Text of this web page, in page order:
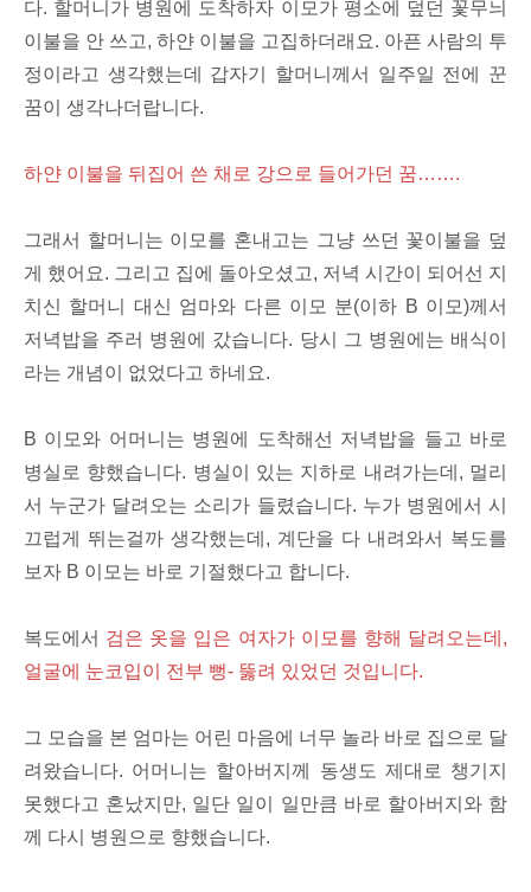
다. 할머니가 병원에 도착하자 이모가 평소에 덮던 꽃무늬
이불을 안 쓰고, 하얀 이불을 고집하더래요. 아픈 사람의 투
정이라고 생각했는데 갑자기 할머니께서 일주일 전에 꾼
꿈이 생각나더랍니다.
하얀 이불을 뒤집어 쓴 채로 강으로 들어가던 꿈…….
그래서 할머니는 이모를 혼내고는 그냥 쓰던 꽃이불을 덮
게 했어요. 그리고 집에 돌아오셨고, 저녁 시간이 되어선 지
치신 할머니 대신 엄마와 다른 이모 분(이하 B 이모)께서
저녁밥을 주러 병원에 갔습니다. 당시 그 병원에는 배식이
라는 개념이 없었다고 하네요.
B 이모와 어머니는 병원에 도착해선 저녁밥을 들고 바로
병실로 향했습니다. 병실이 있는 지하로 내려가는데, 멀리
서 누군가 달려오는 소리가 들렸습니다. 누가 병원에서 시
끄럽게 뛰는걸까 생각했는데, 계단을 다 내려와서 복도를
보자 B 이모는 바로 기절했다고 합니다.
복도에서 검은 옷을 입은 여자가 이모를 향해 달려오는데,
얼굴에 눈코입이 전부 뻥- 뚫려 있었던 것입니다.
그 모습을 본 엄마는 어린 마음에 너무 놀라 바로 집으로 달
려왔습니다. 어머니는 할아버지께 동생도 제대로 챙기지
못했다고 혼났지만, 일단 일이 일만큼 바로 할아버지와 함
께 다시 병원으로 향했습니다.